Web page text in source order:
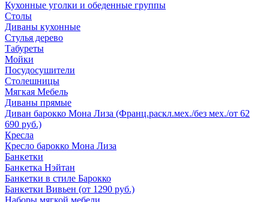
Кухонные уголки и обеденные группы
Столы
Диваны кухонные
Стулья дерево
Табуреты
Мойки
Посудосушители
Столешницы
Мягкая Мебель
Диваны прямые
Диван барокко Мона Лиза (Франц.раскл.мех./без мех./от 62
690 руб.)
Кресла
Кресло барокко Мона Лиза
Банкетки
Банкетка Нэйтан
Банкетки в стиле Барокко
Банкетки Вивьен (от 1290 руб.)
Наборы мягкой мебели